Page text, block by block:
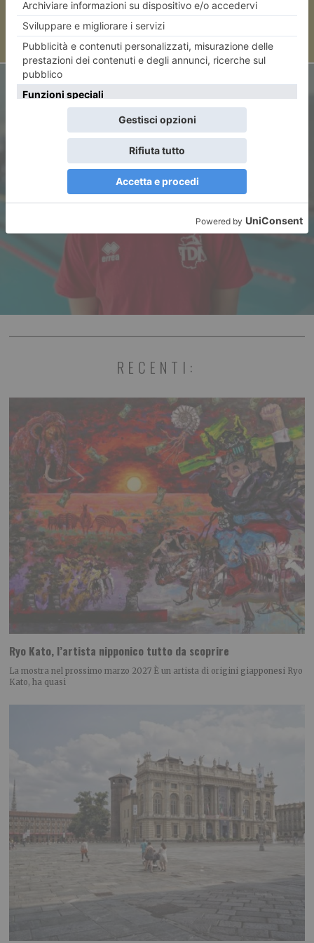
Lucia Tassinario protagonista
al Settecolli
RECENTI:
Ryo Kato, l’artista nipponico tutto da scoprire
La mostra nel prossimo marzo 2027 È un artista di origini giapponesi Ryo
Kato, ha quasi